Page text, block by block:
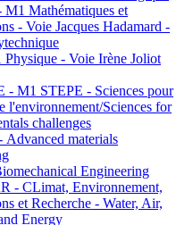
Mathématiques et
- Voie Jacques Hadamard -
- Voie Irène Joliot
- M1 STEPE - Sciences pour
l'environnement/Sciences for
challenges
materials
Engineering
- CLimat, Environnement,
et Recherche - Water, Air,
Energy